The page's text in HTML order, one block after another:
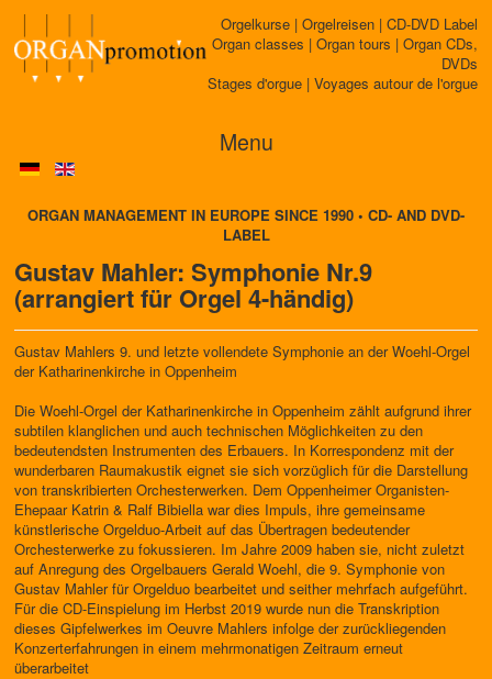
Orgelkurse | Orgelreisen | CD-DVD Label
Organ classes | Organ tours | Organ CDs,
DVDs
Stages d'orgue | Voyages autour de l'orgue
Menu
ORGAN MANAGEMENT IN EUROPE SINCE 1990 • CD- AND DVD-
LABEL
Gustav Mahler: Symphonie Nr.9
(arrangiert für Orgel 4-händig)
Gustav Mahlers 9. und letzte vollendete Symphonie an der Woehl-Orgel
der Katharinenkirche in Oppenheim
Die Woehl-Orgel der Katharinenkirche in Oppenheim zählt aufgrund ihrer
subtilen klanglichen und auch technischen Möglichkeiten zu den
bedeutendsten Instrumenten des Erbauers. In Korrespondenz mit der
wunderbaren Raumakustik eignet sie sich vorzüglich für die Darstellung
von transkribierten Orchesterwerken. Dem Oppenheimer Organisten-
Ehepaar Katrin & Ralf Bibiella war dies Impuls, ihre gemeinsame
künstlerische Orgelduo-Arbeit auf das Übertragen bedeutender
Orchesterwerke zu fokussieren. Im Jahre 2009 haben sie, nicht zuletzt
auf Anregung des Orgelbauers Gerald Woehl, die 9. Symphonie von
Gustav Mahler für Orgelduo bearbeitet und seither mehrfach aufgeführt.
Für die CD-Einspielung im Herbst 2019 wurde nun die Transkription
dieses Gipfelwerkes im Oeuvre Mahlers infolge der zurückliegenden
Konzerterfahrungen in einem mehrmonatigen Zeitraum erneut
überarbeitet